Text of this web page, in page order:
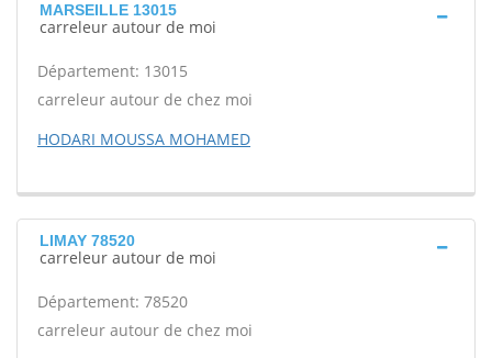
MARSEILLE 13015
carreleur autour de moi
Département: 13015
carreleur autour de chez moi
HODARI MOUSSA MOHAMED
LIMAY 78520
carreleur autour de moi
Département: 78520
carreleur autour de chez moi